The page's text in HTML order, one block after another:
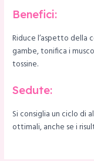
Benefici:
Riduce l’aspetto della
gambe, tonifica i
tossine.
Sedute:
Si consiglia un ciclo di
ottimali, anche se i